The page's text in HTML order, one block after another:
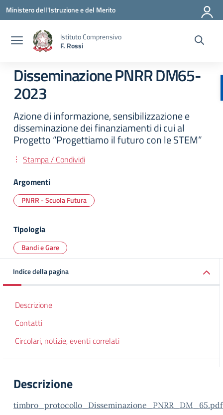
Vai ai contenuti
Vai al menu di navigazione
Vai al footer
Ministero dell'Istruzione e del Merito
Istituto Comprensivo
F. Rossi
Disseminazione PNRR DM65-
2023
Azione di informazione, sensibilizzazione e
disseminazione dei finanziamenti di cui al
Progetto “Progettiamo il futuro con le STEM”
Stampa / Condividi
Argomenti
PNRR - Scuola Futura
Tipologia
Bandi e Gare
Indice della pagina
Descrizione
Contatti
Circolari, notizie, eventi correlati
Descrizione